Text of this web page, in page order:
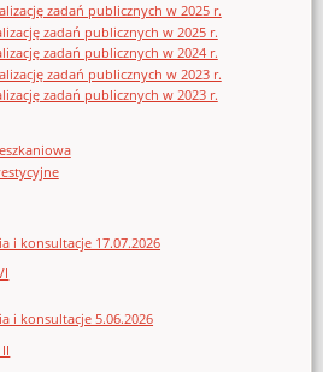
zadań publicznych w 2025 r.
zadań publicznych w 2025 r.
zadań publicznych w 2024 r.
zadań publicznych w 2023 r.
zadań publicznych w 2023 r.
i konsultacje 17.07.2026
i konsultacje 5.06.2026